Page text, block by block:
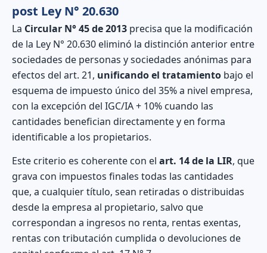
post Ley N° 20.630
La Circular N° 45 de 2013 precisa que la modificación
de la Ley N° 20.630 eliminó la distinción anterior entre
sociedades de personas y sociedades anónimas para
efectos del art. 21, unificando el tratamiento bajo el
esquema de impuesto único del 35% a nivel empresa,
con la excepción del IGC/IA + 10% cuando las
cantidades benefician directamente y en forma
identificable a los propietarios.
Este criterio es coherente con el art. 14 de la LIR, que
grava con impuestos finales todas las cantidades
que, a cualquier título, sean retiradas o distribuidas
desde la empresa al propietario, salvo que
correspondan a ingresos no renta, rentas exentas,
rentas con tributación cumplida o devoluciones de